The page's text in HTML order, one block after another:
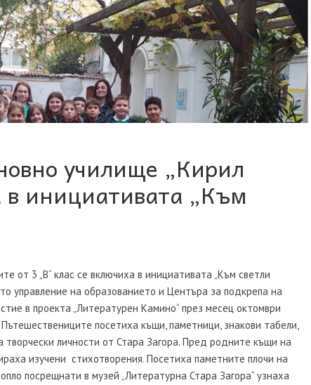
училище „Кирил
в инициативата „Към
от 3 „В“ клас се включиха в инициативата „Към светли
управление на образованието и Центъра за подкрепа на
в проекта „Литературен Камино“ през месец октомври
къщи, паметници, знакови табели,
личности от Стара Загора. Пред родните къщи на
изучени стихотворения. Посетиха паметните плочи на
посрещнати в музей „Литературна Стара Загора“ узнаха